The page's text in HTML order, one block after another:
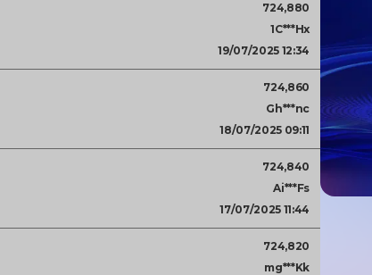
724,880
1C***Hx
19/07/2025 12:34
724,860
Gh***nc
18/07/2025 09:11
724,840
Ai***Fs
17/07/2025 11:44
724,820
mg***Kk